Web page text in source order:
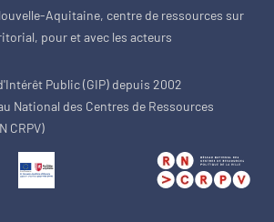
Aquitaine, centre de ressources sur
pour et avec les acteurs
Public (GIP) depuis 2002
National des Centres de Ressources
CRPV)